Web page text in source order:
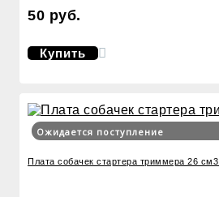
50 руб.
Купить
Ожидается поступление
Плата собачек стартера триммера 26 см3.